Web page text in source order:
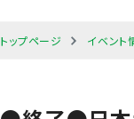
トップページ イベント